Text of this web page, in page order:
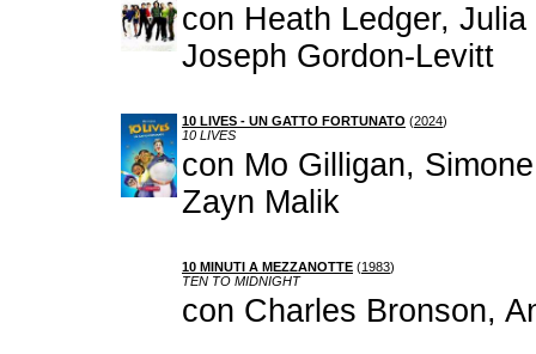
con Heath Ledger,
Joseph Gordon-Levitt
10 LIVES - UN GATTO FORTUNATO (2024)
10 LIVES
con Mo Gilligan,
Zayn Malik
10 MINUTI A MEZZANOTTE (1983)
TEN TO MIDNIGHT
con Charles Bronson,